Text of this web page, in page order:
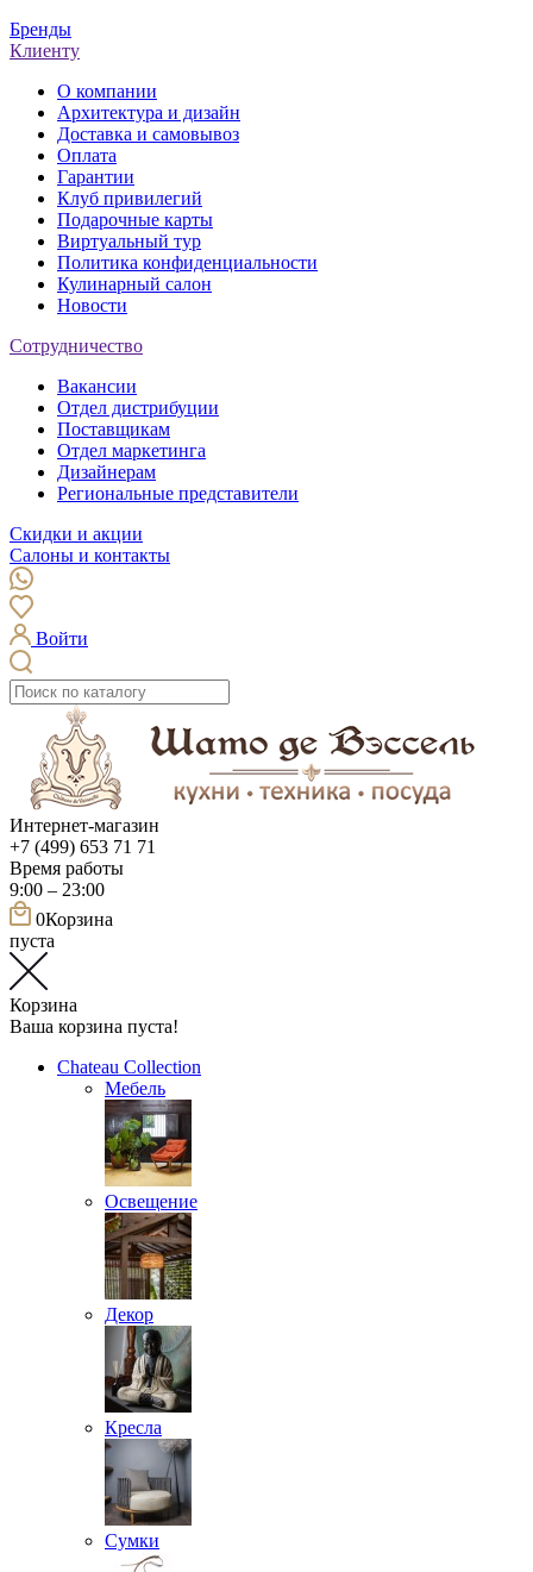
Бренды
Клиенту
О компании
Архитектура и дизайн
Доставка и самовывоз
Оплата
Гарантии
Клуб привилегий
Подарочные карты
Виртуальный тур
Политика конфиденциальности
Кулинарный салон
Новости
Сотрудничество
Вакансии
Отдел дистрибуции
Поставщикам
Отдел маркетинга
Дизайнерам
Региональные представители
Скидки и акции
Салоны и контакты
Войти
Интернет-магазин
+7 (499) 653 71 71
Время работы
9:00 – 23:00
0Корзина
пуста
Корзина
Ваша корзина пуста!
Chateau Collection
Мебель
Освещение
Декор
Кресла
Сумки